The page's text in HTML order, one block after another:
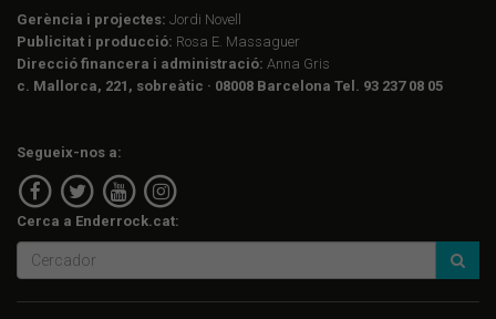
Gerència i projectes: Jordi Novell
Publicitat i producció: Rosa E. Massaguer
Direcció financera i administració: Anna Gris
c. Mallorca, 221, sobreàtic · 08008 Barcelona Tel. 93 237 08 05
Segueix-nos a:
Cerca a Enderrock.cat: